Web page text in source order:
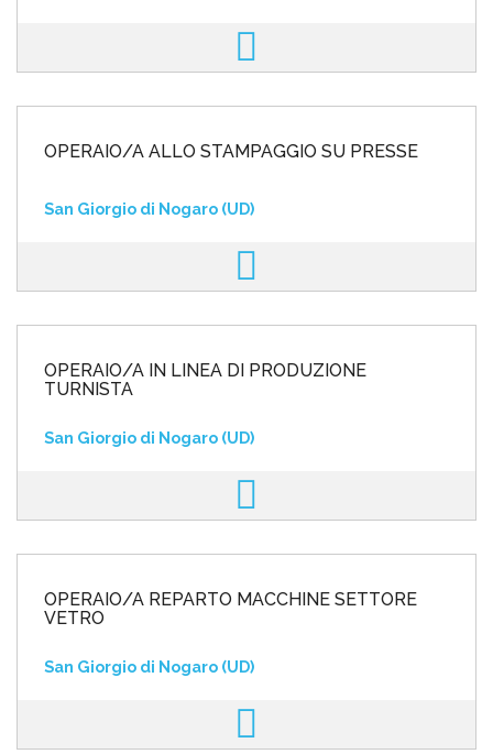
OPERAIO/A ALLO STAMPAGGIO SU PRESSE
San Giorgio di Nogaro (UD)
OPERAIO/A IN LINEA DI PRODUZIONE
TURNISTA
San Giorgio di Nogaro (UD)
OPERAIO/A REPARTO MACCHINE SETTORE
VETRO
San Giorgio di Nogaro (UD)